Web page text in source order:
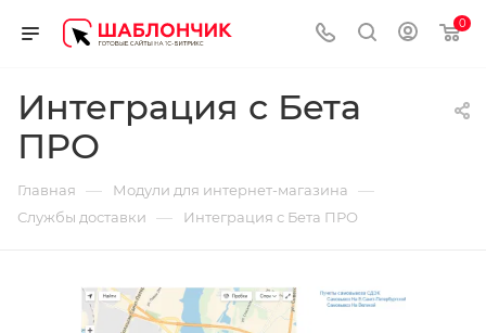
0
Интеграция с Бета
ПРО
Главная — Модули для интернет-магазина —
Службы доставки — Интеграция с Бета ПРО